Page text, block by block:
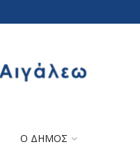
Ο ΔΗΜΟΣ